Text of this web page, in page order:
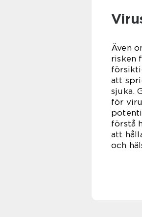
Även
risken
att
sjuka.
för
förstå
att
och